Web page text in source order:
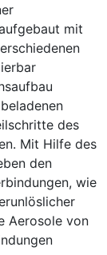
mit
des
Mit Hilfe des
den
wie
Aerosole von